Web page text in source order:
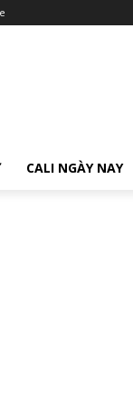
CALI NGÀY NAY